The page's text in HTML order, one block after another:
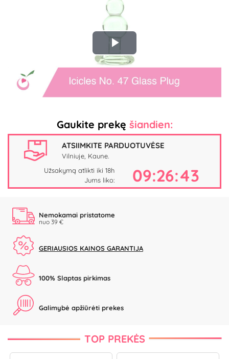
Play
Video
Gaukite prekę šiandien:
ATSIIMKITE PARDUOTUVĖSE
Vilniuje, Kaune.
Užsakymą atlikti iki 18h
Jums liko:
09:26:42
Nemokamai pristatome
nuo 39 €
GERIAUSIOS KAINOS GARANTIJA
100% Slaptas pirkimas
Galimybė apžiūrėti prekes
TOP PREKĖS